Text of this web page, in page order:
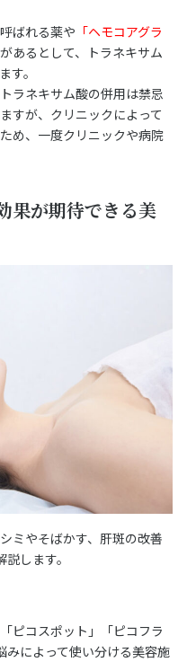
ばれる薬や 「ヘモコアグラ
あるとして、トラネキサム
す。
ラネキサム酸の併用は禁忌
すが、クリニックによって
め、一度クリニックや病院
果が期待できる美
ミやそばかす、肝斑の改善
します。
ピコスポット」「ピコフラ
みによって使い分ける美容施